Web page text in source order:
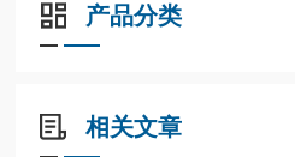
产品分类
相关文章